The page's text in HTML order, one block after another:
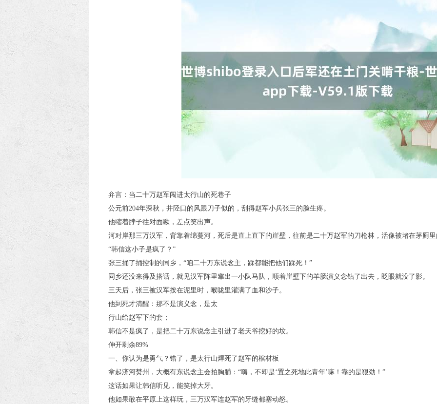
弁言：当二十万赵军闯进太行山的死巷子
公元前204年深秋，井陉口的风跟刀子似的，刮得赵军小兵张三的脸生疼。
他缩着脖子往对面瞅，差点笑出声。
河对岸那三万汉军，背靠着绵蔓河，死后是直上直下的崖壁，往前是二十万赵军的刀枪林，活像被堵在茅厕
“韩信这小子是疯了？”
张三捅了捅控制的同乡，“咱二十万东说念主，踩都能把他们踩死！”
同乡还没来得及搭话，就见汉军阵里窜出一小队马队，顺着崖壁下的羊肠演义念钻了出去，眨眼就没了影。
三天后，张三被汉军按在泥里时，喉咙里灌满了血和沙子。
他到死才清醒：那不是演义念，是太
行山给赵军下的套；
韩信不是疯了，是把二十万东说念主引进了老天爷挖好的坟。
伸开剩余89%
一、你认为是勇气？错了，是太行山焊死了赵军的棺材板
拿起济河焚州，大概有东说念主会拍胸脯：“嗨，不即是‘置之死地此青年’嘛！靠的是狠劲！”
这话如果让韩信听见，能笑掉大牙。
他如果敢在平原上这样玩，三万汉军连赵军的牙缝都塞动怒。